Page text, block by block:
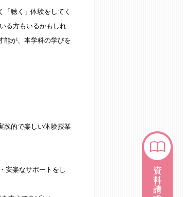
聴く」体験をしてく
る方もいるかもしれ
能が、本学科の学びを
践的で楽しい体験授業
安楽なサポートをし